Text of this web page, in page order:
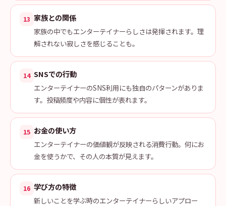
13 家族との関係
家族の中でもエンターテイナーらしさは発揮されます。理
解されない寂しさを感じることも。
14 SNSでの行動
エンターテイナーのSNS利用にも独自のパターンがありま
す。投稿頻度や内容に個性が表れます。
15 お金の使い方
エンターテイナーの価値観が反映される消費行動。何にお
金を使うかで、その人の本質が見えます。
16 学び方の特徴
新しいことを学ぶ時のエンターテイナーらしいアプロー